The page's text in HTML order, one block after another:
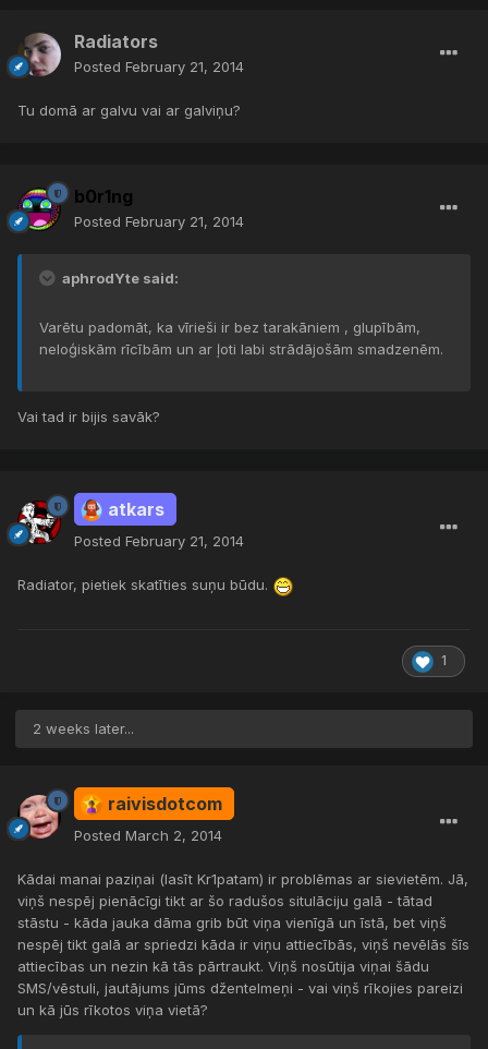
Radiators
Posted February 21, 2014
Tu domā ar galvu vai ar galviņu?
b0r1ng
Posted February 21, 2014
aphrodYte said:
Varētu padomāt, ka vīrieši ir bez tarakāniem , glupībām,
neloģiskām rīcībām un ar ļoti labi strādājošām smadzenēm.
Vai tad ir bijis savāk?
atkars
Posted February 21, 2014
Radiator, pietiek skatīties suņu būdu.
1
2 weeks later...
raivisdotcom
Posted March 2, 2014
Kādai manai paziņai (lasīt Kr1patam) ir problēmas ar sievietēm. Jā,
viņš nespēj pienācīgi tikt ar šo radušos situlāciju galā - tātad
stāstu - kāda jauka dāma grib būt viņa vienīgā un īstā, bet viņš
nespēj tikt galā ar spriedzi kāda ir viņu attiecībās, viņš nevēlās šīs
attiecības un nezin kā tās pārtraukt. Viņš nosūtija viņai šādu
SMS/vēstuli, jautājums jūms džentelmeņi - vai viņš rīkojies pareizi
un kā jūs rīkotos viņa vietā?